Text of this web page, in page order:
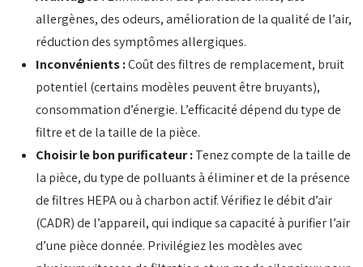
allergènes, des odeurs, amélioration de la qualité de l’air,
réduction des symptômes allergiques.
Inconvénients :Coût des filtres de remplacement, bruit
potentiel (certains modèles peuvent être bruyants),
consommation d’énergie. L’efficacité dépend du type de
filtre et de la taille de la pièce.
Choisir le bon purificateur :Tenez compte de la taille de
la pièce, du type de polluants à éliminer et de la présence
de filtres HEPA ou à charbon actif. Vérifiez le débit d’air
(CADR) de l’appareil, qui indique sa capacité à purifier l’air
d’une pièce donnée. Privilégiez les modèles avec